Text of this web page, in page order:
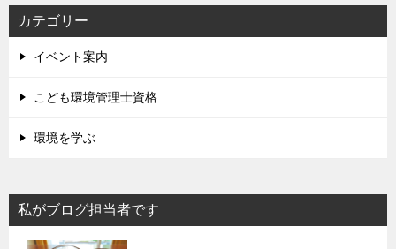
カテゴリー
イベント案内
こども環境管理士資格
環境を学ぶ
私がブログ担当者です